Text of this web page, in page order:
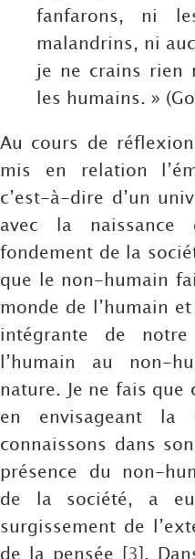
fanfarons, ni
malandrins, ni
je ne crains rien
les humains. »
Au cours de
mis en relation
c’est-à-dire d’un
avec la naissance
fondement de la
que le non-humain
monde de l’humain
intégrante de notre
l’humain au non-
nature. Je ne fais
en envisageant la
connaissons dans
présence du non-
de la société, a
surgissement de
de la pensée [3].